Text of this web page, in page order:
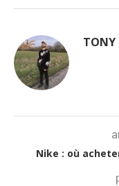
TONY
Nike : où